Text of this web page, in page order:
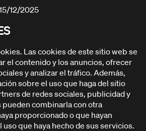
12/2025
Las cookies de este sitio web se
el contenido y los anuncios, ofrecer
y analizar el tráfico. Además,
sobre el uso que haga del sitio
de redes sociales, publicidad y
combinarla con otra
proporcionado o que hayan
que haya hecho de sus servicios.